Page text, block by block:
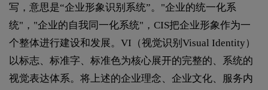
写，意思是“企业形象识别系统”。"企业的统一化系
统"，"企业的自我同一化系统"，CIS把企业形象作为一
个整体进行建设和发展。VI（视觉识别Visual Identity）
以标志、标准字、标准色为核心展开的完整的、系统的
视觉表达体系。将上述的企业理念、企业文化、服务内